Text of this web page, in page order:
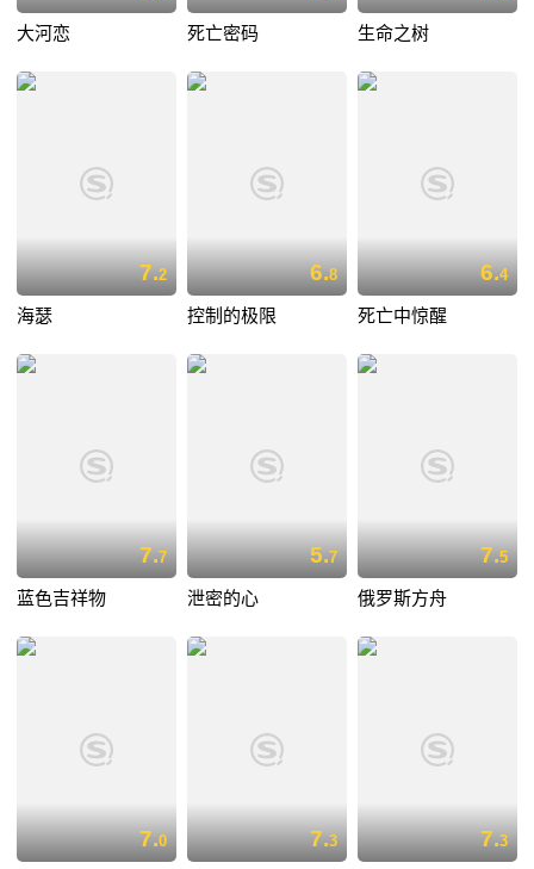
大河恋 死亡密码 生命之树
7.2
海瑟
6.8
控制的极限
6.4
死亡中惊醒
7.7
蓝色吉祥物
5.7
泄密的心
7.5
俄罗斯方舟
7.0 7.3 7.3